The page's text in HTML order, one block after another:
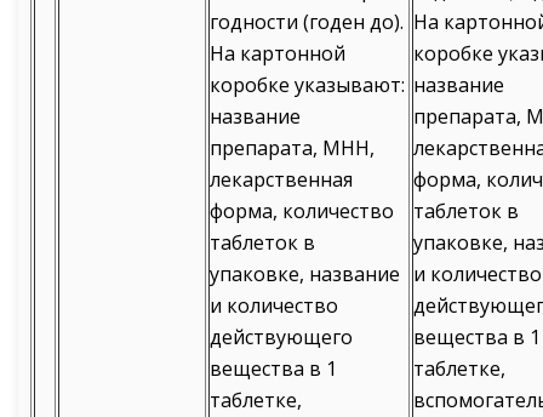
годности (годен до).
На картонной
коробке указывают:
название
препарата, МНН,
лекарственная
форма, количество
таблеток в
упаковке, название
и количество
действующего
вещества в 1
таблетке,
На
коробке
название
препарата,
форма,
таблеток в
упаковке,
и количество
вещества в 1
таблетке,